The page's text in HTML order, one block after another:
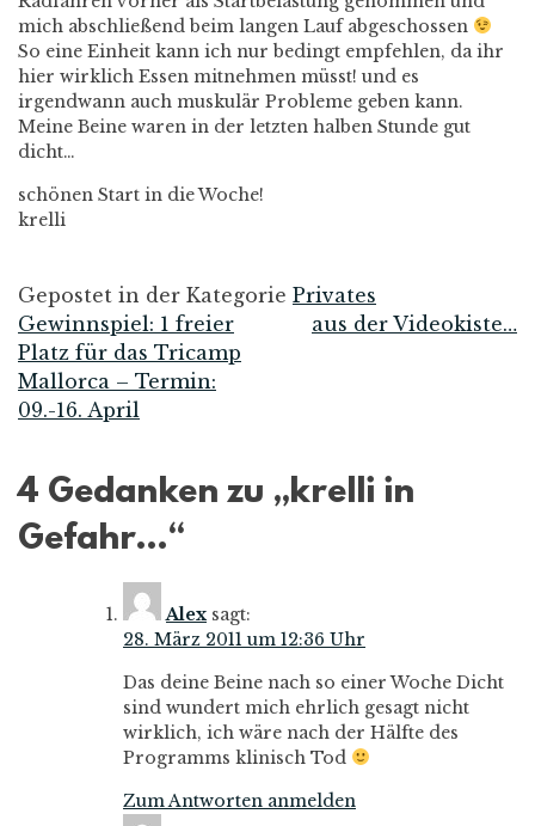
mich abschließend beim langen Lauf abgeschossen
So eine Einheit kann ich nur bedingt empfehlen, da ihr
hier wirklich Essen mitnehmen müsst! und es
irgendwann auch muskulär Probleme geben kann.
Meine Beine waren in der letzten halben Stunde gut
dicht…
schönen Start in die Woche!
krelli
Gepostet in der Kategorie Privates
Beitrags-
Navigation
Gewinnspiel: 1 freier
Platz für das Tricamp
Mallorca – Termin:
09.-16. April
aus der Videokiste…
4 Gedanken zu „krelli in
Gefahr…“
Alex sagt:
28. März 2011 um 12:36 Uhr
Das deine Beine nach so einer Woche Dicht
sind wundert mich ehrlich gesagt nicht
wirklich, ich wäre nach der Hälfte des
Programms klinisch Tod
Zum Antworten anmelden